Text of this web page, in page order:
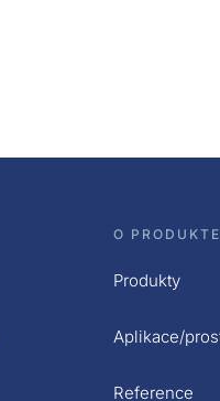
O
Produkty
Aplikace/
Reference